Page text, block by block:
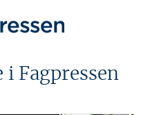
Fagpressen